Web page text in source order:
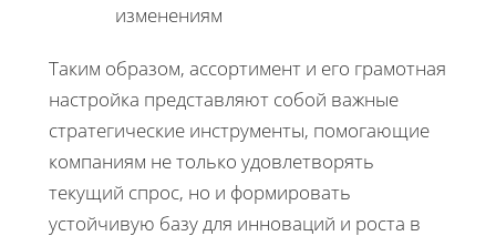
изменениям
Таким образом, ассортимент и его грамотная
настройка представляют собой важные
стратегические инструменты, помогающие
компаниям не только удовлетворять
текущий спрос, но и формировать
устойчивую базу для инноваций и роста в